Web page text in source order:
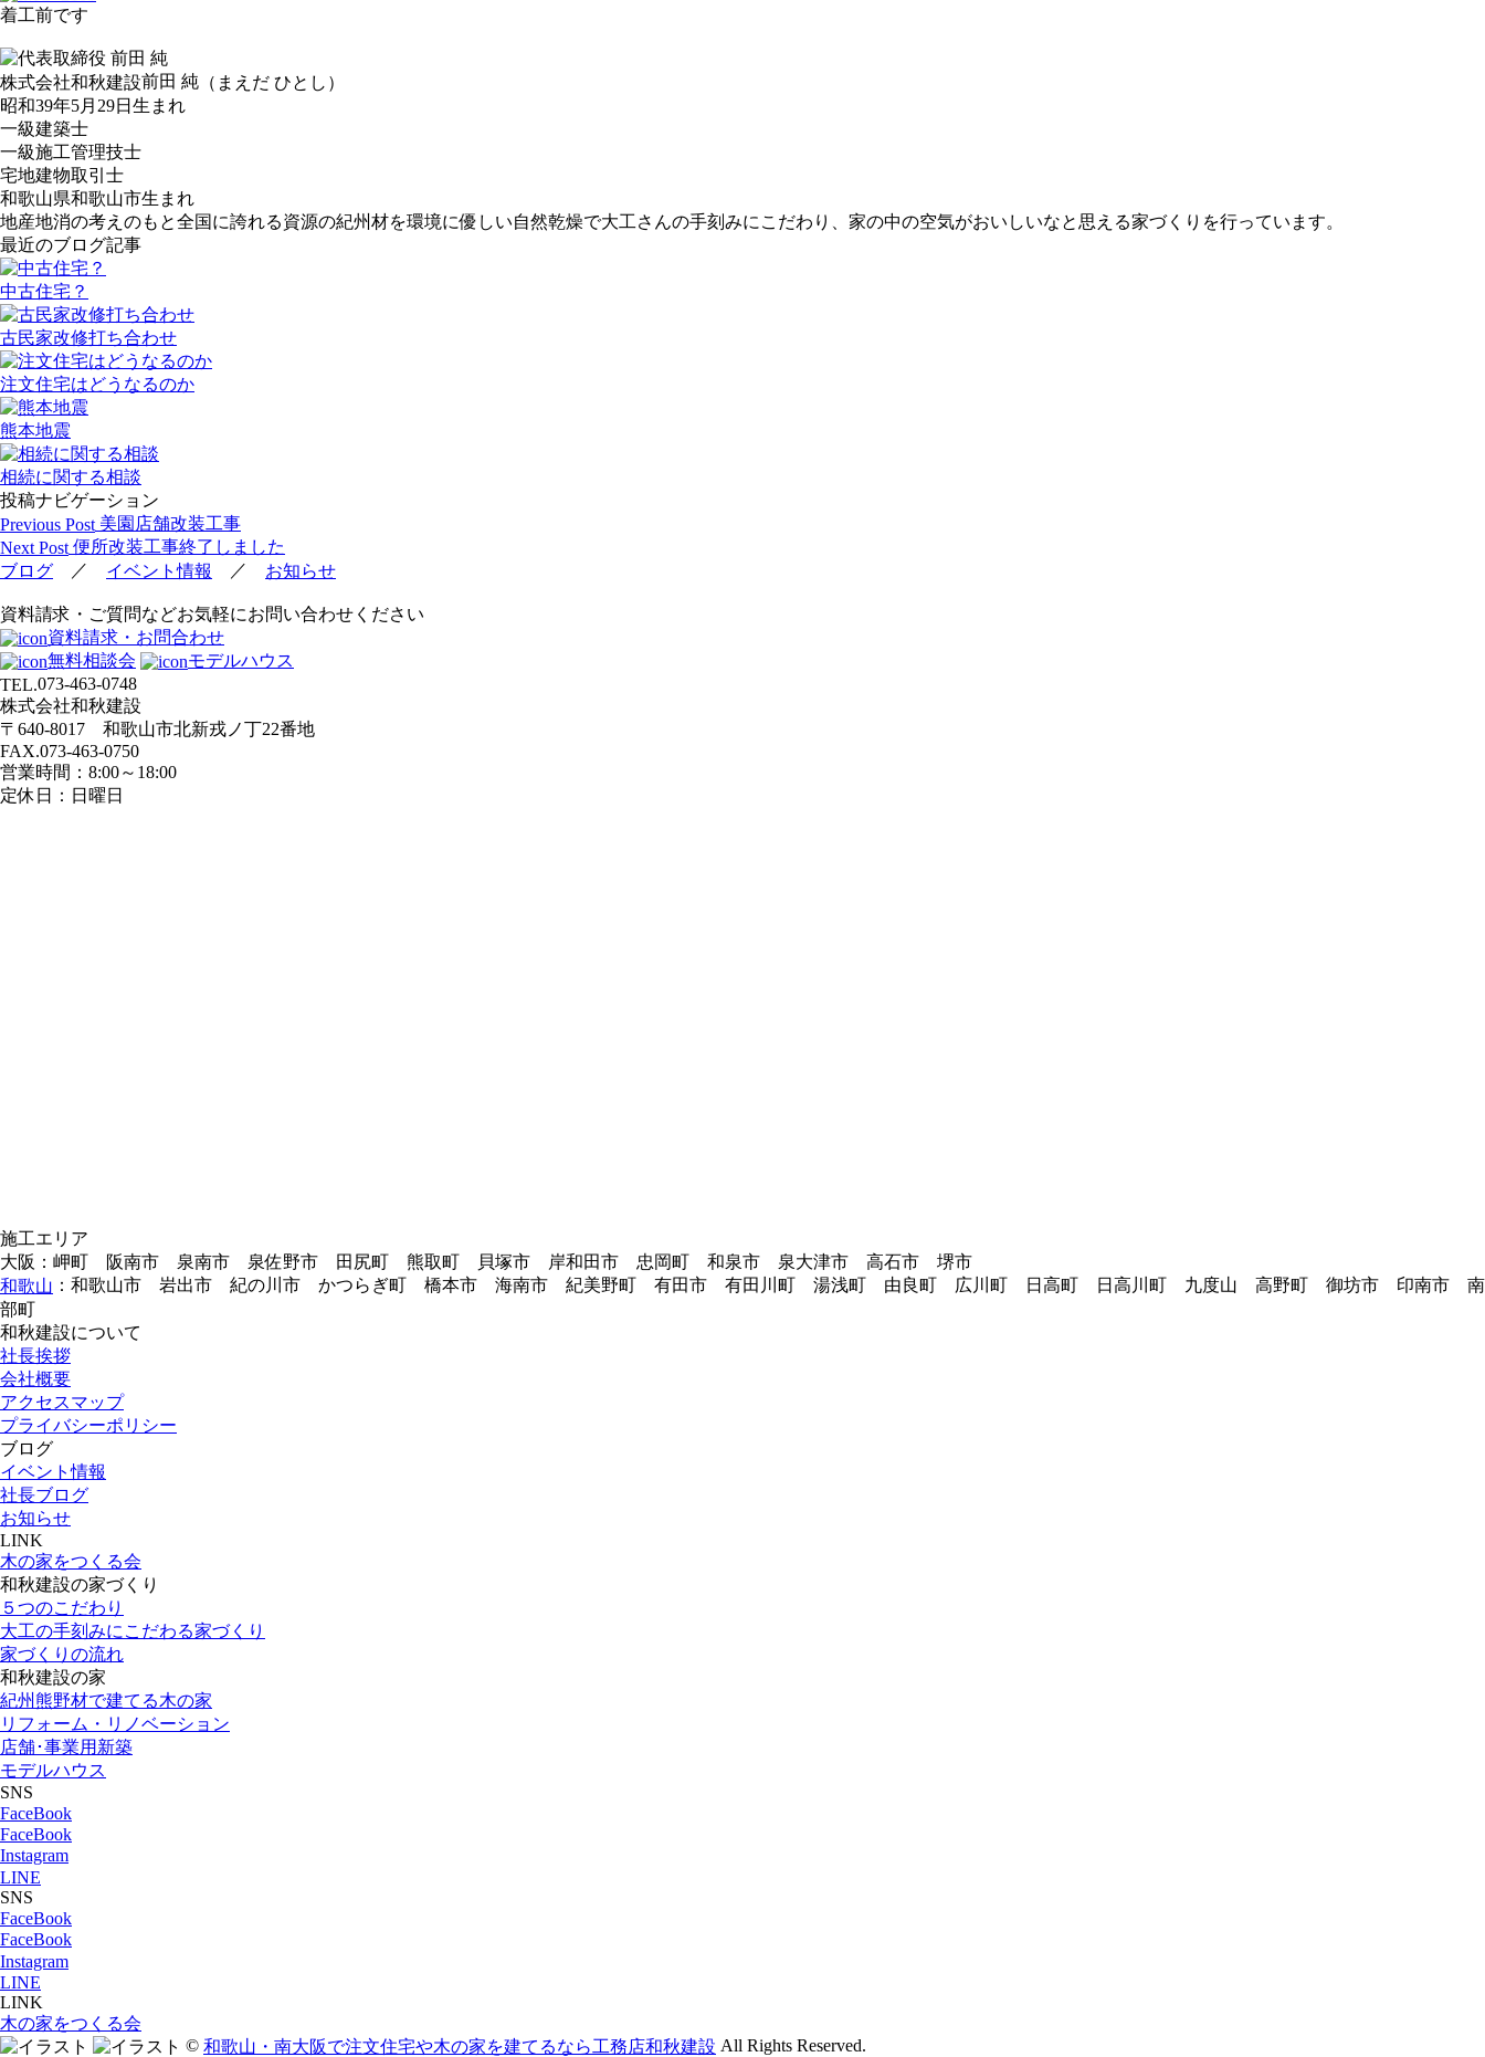
着工前です
株式会社和秋建設前田 純 （まえだ ひとし）
昭和39年5月29日生まれ
一級建築士
一級施工管理技士
宅地建物取引士
和歌山県和歌山市生まれ
地産地消の考えのもと全国に誇れる資源の紀州材を環境に優しい自然乾燥で大工さんの手刻みにこだわり、家の中の空気がおいしいなと思える家づくりを行っています。
最近のブログ記事
中古住宅？
古民家改修打ち合わせ
注文住宅はどうなるのか
熊本地震
相続に関する相談
投稿ナビゲーション
Previous Post 美園店舗改装工事
Next Post 便所改装工事終了しました
ブログ ／ イベント情報 ／ お知らせ
資料請求・ご質問などお気軽にお問い合わせください
資料請求・お問合わせ
無料相談会
モデルハウス
TEL.073-463-0748
株式会社和秋建設
〒640-8017 和歌山市北新戎ノ丁22番地
FAX.073-463-0750
営業時間：8:00～18:00
定休日：日曜日
施工エリア
大阪：岬町 阪南市 泉南市 泉佐野市 田尻町 熊取町 貝塚市 岸和田市 忠岡町 和泉市 泉大津市 高石市 堺市
和歌山 ：和歌山市 岩出市 紀の川市 かつらぎ町 橋本市 海南市 紀美野町 有田市 有田川町 湯浅町 由良町 広川町 日高町 日高川町 九度山 高野町 御坊市 印南市 南
部町
和秋建設について
社長挨拶
会社概要
アクセスマップ
プライバシーポリシー
ブログ
イベント情報
社長ブログ
お知らせ
LINK
木の家をつくる会
和秋建設の家づくり
５つのこだわり
大工の手刻みにこだわる家づくり
家づくりの流れ
和秋建設の家
紀州熊野材で建てる木の家
リフォーム・リノベーション
店舗･事業用新築
モデルハウス
SNS
FaceBook
FaceBook
Instagram
LINE
SNS
FaceBook
FaceBook
Instagram
LINE
LINK
木の家をつくる会
© 和歌山・南大阪で注文住宅や木の家を建てるなら工務店和秋建設 All Rights Reserved.